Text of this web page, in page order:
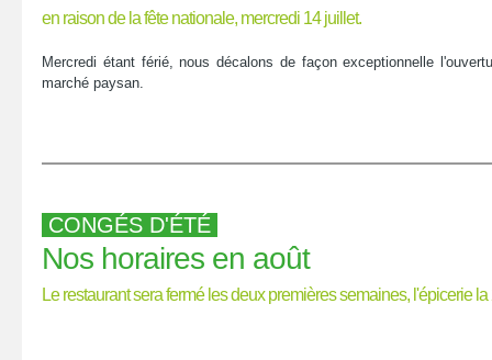
en raison de la fête nationale, mercredi 14 juillet.
Mercredi étant férié, nous décalons de façon exceptionnelle
marché paysan.
CONGÉS D'ÉTÉ
Nos horaires en août
Le restaurant sera fermé les deux premières semaines, l'épicerie